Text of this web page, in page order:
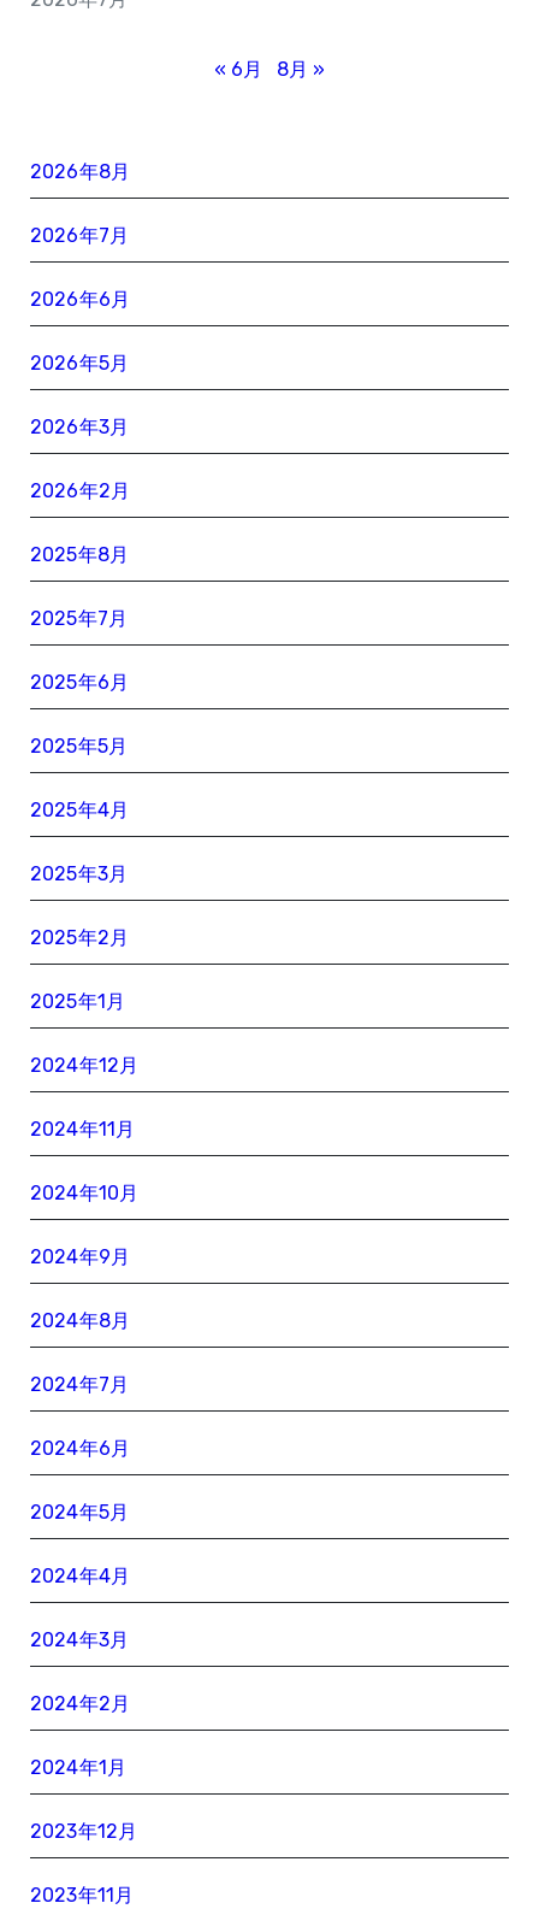
« 6月 8月 »
2026年8月
2026年7月
2026年6月
2026年5月
2026年3月
2026年2月
2025年8月
2025年7月
2025年6月
2025年5月
2025年4月
2025年3月
2025年2月
2025年1月
2024年12月
2024年11月
2024年10月
2024年9月
2024年8月
2024年7月
2024年6月
2024年5月
2024年4月
2024年3月
2024年2月
2024年1月
2023年12月
2023年11月